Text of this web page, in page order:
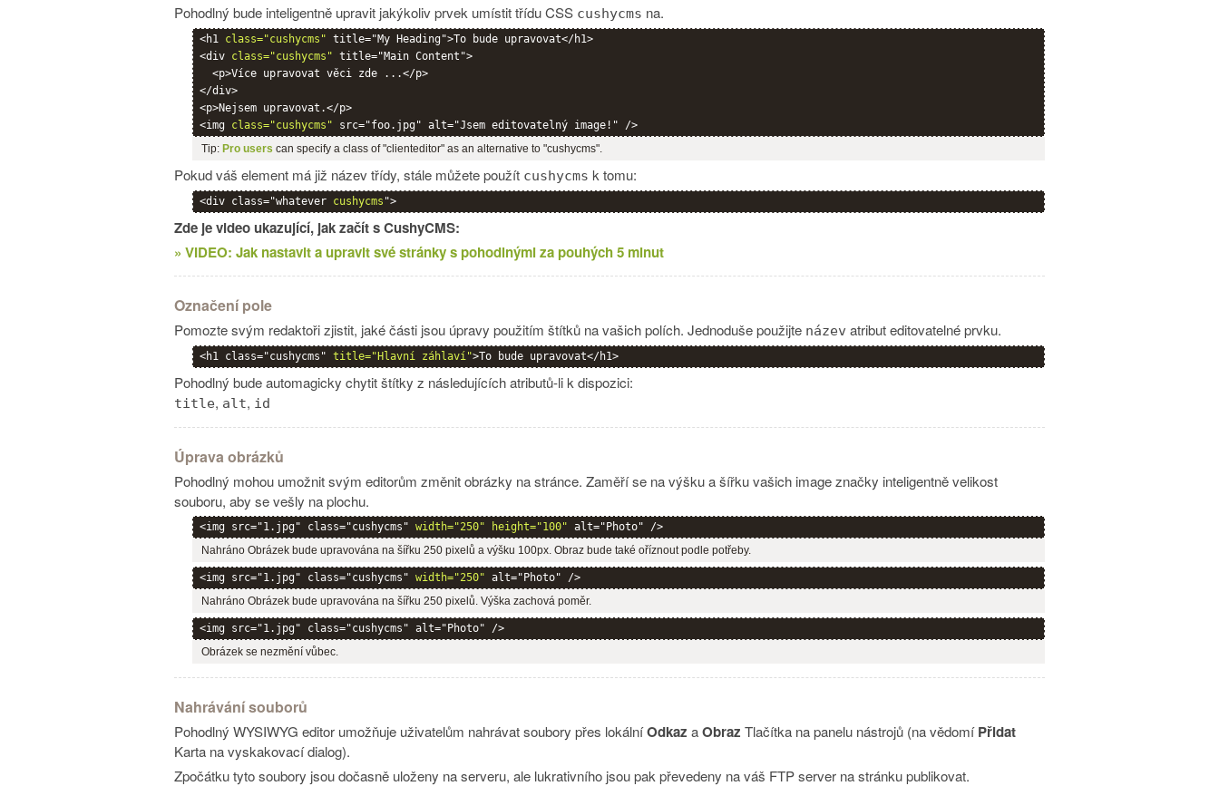
Pohodlný bude inteligentně upravit jakýkoliv prvek umístit třídu CSS cushycms na.
<h1 class="cushycms" title="My Heading">To bude upravovat</h1>
<div class="cushycms" title="Main Content">
  <p>Více upravovat věci zde ...</p>
</div>
<p>Nejsem upravovat.</p>
<img class="cushycms"
Tip: Pro users can specify a class of "clienteditor" as an alternative to "cushycms".
Pokud váš element má již název třídy, stále můžete použít cushycms k tomu:
<div class="whatever cushycms ">
Zde je video ukazující, jak začít s CushyCMS:
» VIDEO: Jak nastavit a upravit své stránky s pohodlnými za pouhých 5 minut
Označení pole
Pomozte svým redaktoři zjistit, jaké části jsou úpravy použitím štítků na vašich polích. Jednoduše použijte název atribut editovatelné prvku.
<h1 class="cushycms" title="Hlavní záhlaví">To bude upravovat</h1>
Pohodlný bude automagicky chytit štítky z následujících atributů-li k dispozici:
title, alt, id
Úprava obrázků
Pohodlný mohou umožnit svým editorům změnit obrázky na stránce. Zaměří se na výšku a šířku vašich image značky inteligentně velikost
souboru, aby se vešly na plochu.
<img src="1.jpg" class="cushycms" width="250" height="100" alt="Photo" />
Nahráno Obrázek bude upravována na šířku 250 pixelů a výšku 100px. Obraz bude také oříznout podle potřeby.
<img src="1.jpg" class="cushycms" width="250" alt="Photo" />
Nahráno Obrázek bude upravována na šířku 250 pixelů. Výška zachová poměr.
<img src="1.jpg" class="cushycms" alt="Photo" />
Obrázek se nezmění vůbec.
Nahrávání souborů
Pohodlný WYSIWYG editor umožňuje uživatelům nahrávat soubory přes lokálníOdkaz aObraz Tlačítka na panelu nástrojů (na vědomíPřidat
Karta na vyskakovací dialog).
Zpočátku tyto soubory jsou dočasně uloženy na serveru, ale lukrativního jsou pak převedeny na váš FTP server na stránku publikovat.